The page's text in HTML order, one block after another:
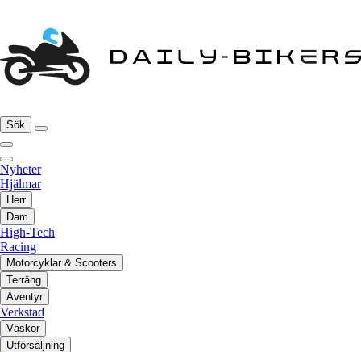
Sök
Nyheter
Hjälmar
Herr
Dam
High-Tech
Racing
Motorcyklar & Scooters
Terräng
Äventyr
Verkstad
Väskor
Utförsäljning